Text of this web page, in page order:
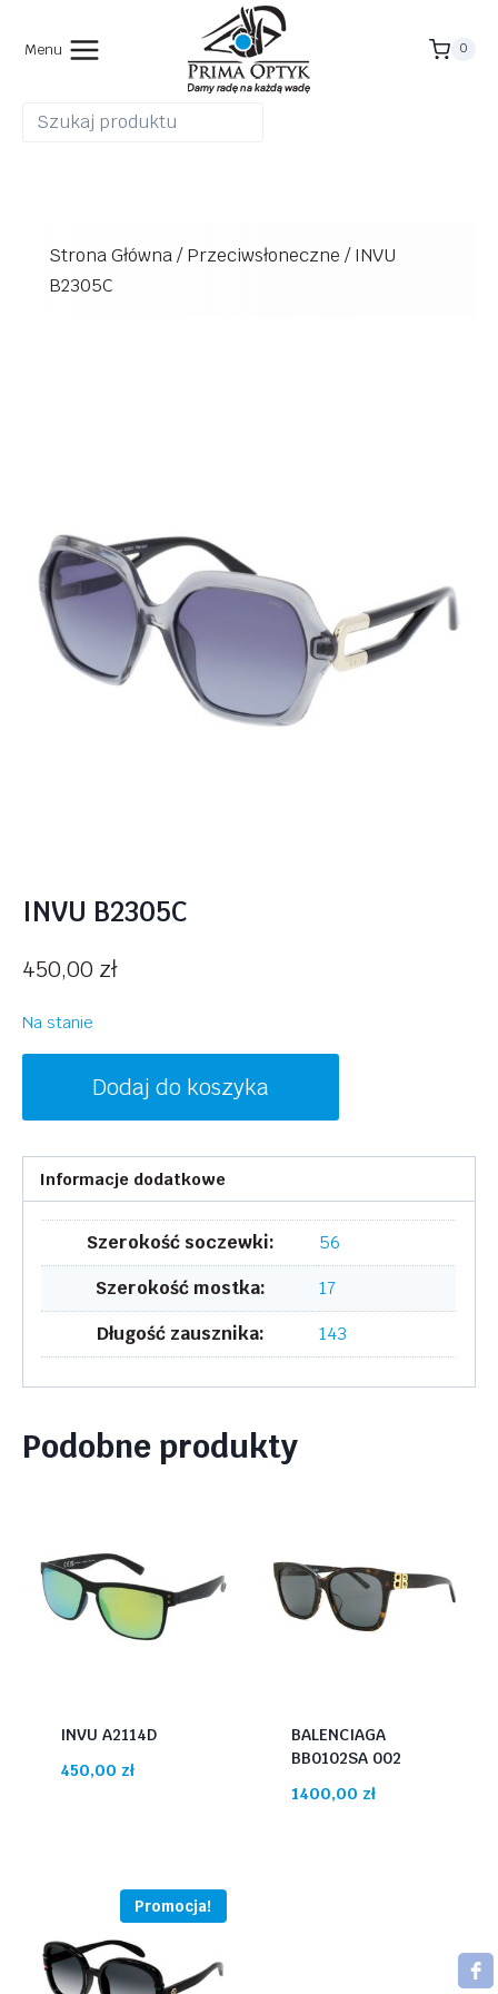
Menu 0
Strona Główna/Przeciwsłoneczne /INVU
B2305C
INVU B2305C
450,00 zł
Na stanie
B2305C
Dodaj do koszyka
Informacje dodatkowe
Szerokość soczewki:
56
Szerokość mostka:
17
Długość zausznika:
143
Podobne produkty
INVU A2114D
450,00 zł
BALENCIAGA
BB0102SA 002
1400,00 zł
Promocja!